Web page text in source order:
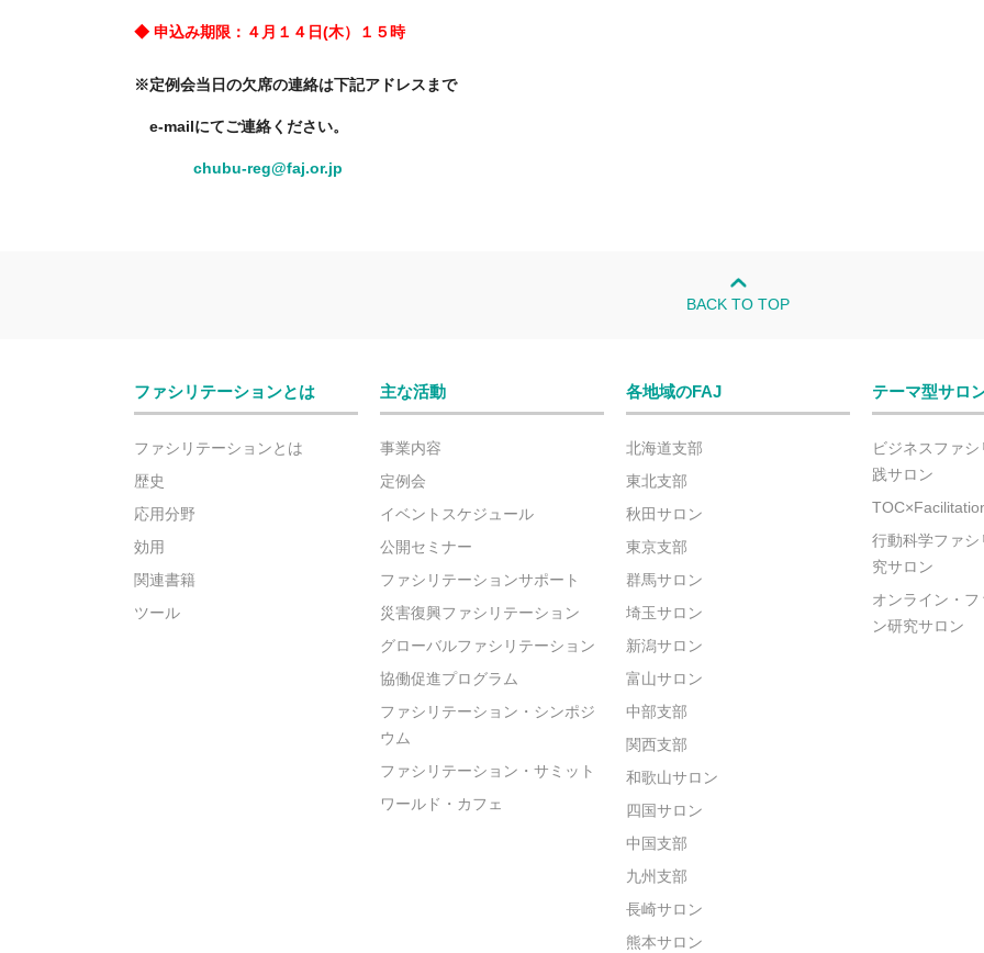
◆ 申込み期限：４月１４日(木）１５時
※定例会当日の欠席の連絡は下記アドレスまで
e-mailにてご連絡ください。
chubu-reg@faj.or.jp
BACK TO TOP
ファシリテーションとは
ファシリテーションとは
歴史
応用分野
効用
関連書籍
ツール
主な活動
事業内容
定例会
イベントスケジュール
公開セミナー
ファシリテーションサポート
災害復興ファシリテーション
グローバルファシリテーション
協働促進プログラム
ファシリテーション・シンポジ
ウム
ファシリテーション・サミット
ワールド・カフェ
各地域のFAJ
北海道支部
東北支部
秋田サロン
東京支部
群馬サロン
埼玉サロン
新潟サロン
富山サロン
中部支部
関西支部
和歌山サロン
四国サロン
中国支部
九州支部
長崎サロン
熊本サロン
テーマ型サロ
ビジネスファ
践サロン
行動科学ファ
究サロン
オンライン・
ン研究サロン